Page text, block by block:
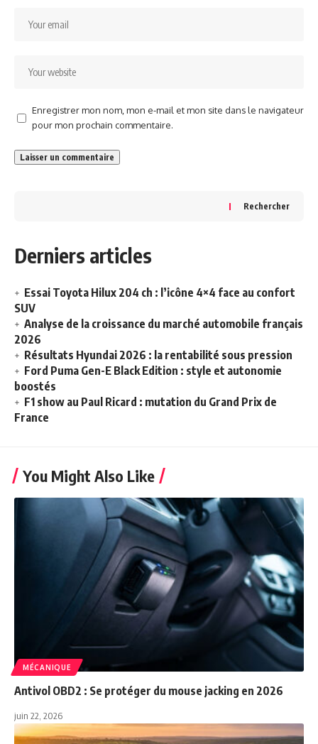
Enregistrer mon nom, mon e-mail et mon site dans le navigateur
pour mon prochain commentaire.
Rechercher
Derniers articles
Essai Toyota Hilux 204 ch : l’icône 4×4 face au confort
SUV
Analyse de la croissance du marché automobile français
2026
Résultats Hyundai 2026 : la rentabilité sous pression
Ford Puma Gen-E Black Edition : style et autonomie
boostés
F1 show au Paul Ricard : mutation du Grand Prix de
France
You Might Also Like
MÉCANIQUE
Antivol OBD2 : Se protéger du mouse jacking en 2026
juin 22, 2026